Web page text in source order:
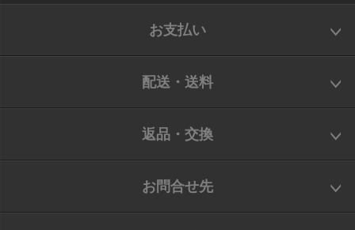
お支払い
配送・送料
返品・交換
お問合せ先